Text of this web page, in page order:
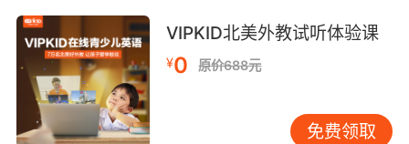
语教学行业的火热发展，有些新成立的机构在教
学方面也是做得很不错，所以孩子还需要家长们
从其他方面进行筛选，最好是货比三家再做决
定。
青少儿在线英语哪家好其次看老师的教学水平
VIPKID北美外教试听体验课
¥0 原价688元
免费领取